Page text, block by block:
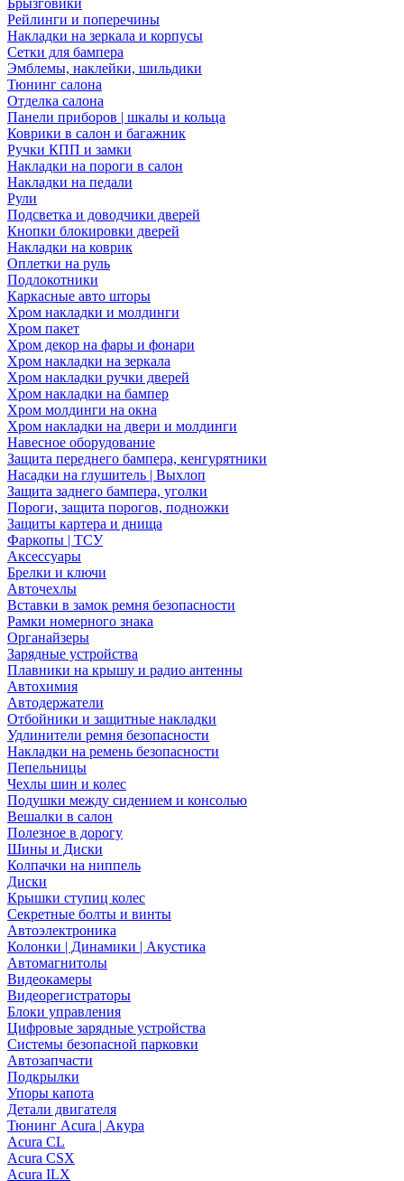
Брызговики
Рейлинги и поперечины
Накладки на зеркала и корпусы
Сетки для бампера
Эмблемы, наклейки, шильдики
Тюнинг салона
Отделка салона
Панели приборов | шкалы и кольца
Коврики в салон и багажник
Ручки КПП и замки
Накладки на пороги в салон
Накладки на педали
Рули
Подсветка и доводчики дверей
Кнопки блокировки дверей
Накладки на коврик
Оплетки на руль
Подлокотники
Каркасные авто шторы
Хром накладки и молдинги
Хром пакет
Хром декор на фары и фонари
Хром накладки на зеркала
Хром накладки ручки дверей
Хром накладки на бампер
Хром молдинги на окна
Хром накладки на двери и молдинги
Навесное оборудование
Защита переднего бампера, кенгурятники
Насадки на глушитель | Выхлоп
Защита заднего бампера, уголки
Пороги, защита порогов, подножки
Защиты картера и днища
Фаркопы | ТСУ
Аксессуары
Брелки и ключи
Авточехлы
Вставки в замок ремня безопасности
Рамки номерного знака
Органайзеры
Зарядные устройства
Плавники на крышу и радио антенны
Автохимия
Автодержатели
Отбойники и защитные накладки
Удлинители ремня безопасности
Накладки на ремень безопасности
Пепельницы
Чехлы шин и колес
Подушки между сидением и консолью
Вешалки в салон
Полезное в дорогу
Шины и Диски
Колпачки на ниппель
Диски
Крышки ступиц колес
Секретные болты и винты
Автоэлектроника
Колонки | Динамики | Акустика
Автомагнитолы
Видеокамеры
Видеорегистраторы
Блоки управления
Цифровые зарядные устройства
Системы безопасной парковки
Автозапчасти
Подкрылки
Упоры капота
Детали двигателя
Тюнинг Acura | Акура
Acura CL
Acura CSX
Acura ILX